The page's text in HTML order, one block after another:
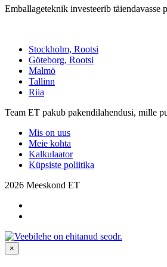
Emballageteknik investeerib täiendavasse
Stockholm, Rootsi
Göteborg, Rootsi
Malmö
Tallinn
Riia
Team ET pakub pakendilahendusi, mille
Mis on uus
Meie kohta
Kalkulaator
Küpsiste poliitika
2026 Meeskond ET
×